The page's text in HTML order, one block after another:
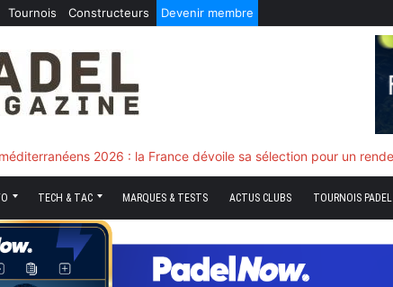
Tournois Constructeurs Devenir membre
ciblé tout le match mais décisif quand tout bascule
6 Août 2026
TECH & TAC
10 Juin 2026
MARQUES & TESTS ACTUS CLUBS TOURNOIS PADEL